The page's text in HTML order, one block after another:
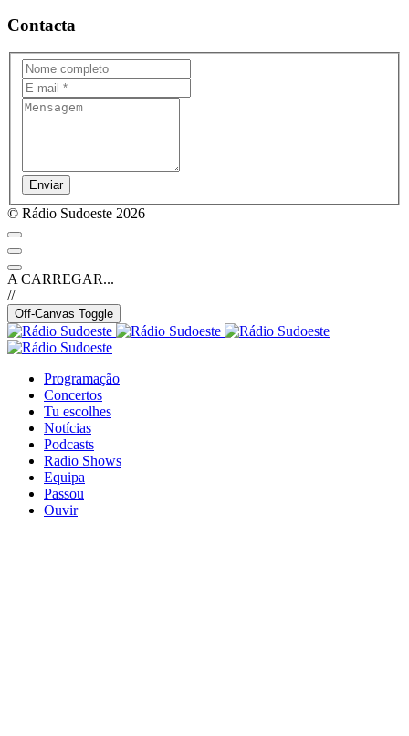
Contacta
Enviar
© Rádio Sudoeste 2026
A CARREGAR...
//
Off-Canvas Toggle
Programação
Concertos
Tu escolhes
Notícias
Podcasts
Radio Shows
Equipa
Passou
Ouvir